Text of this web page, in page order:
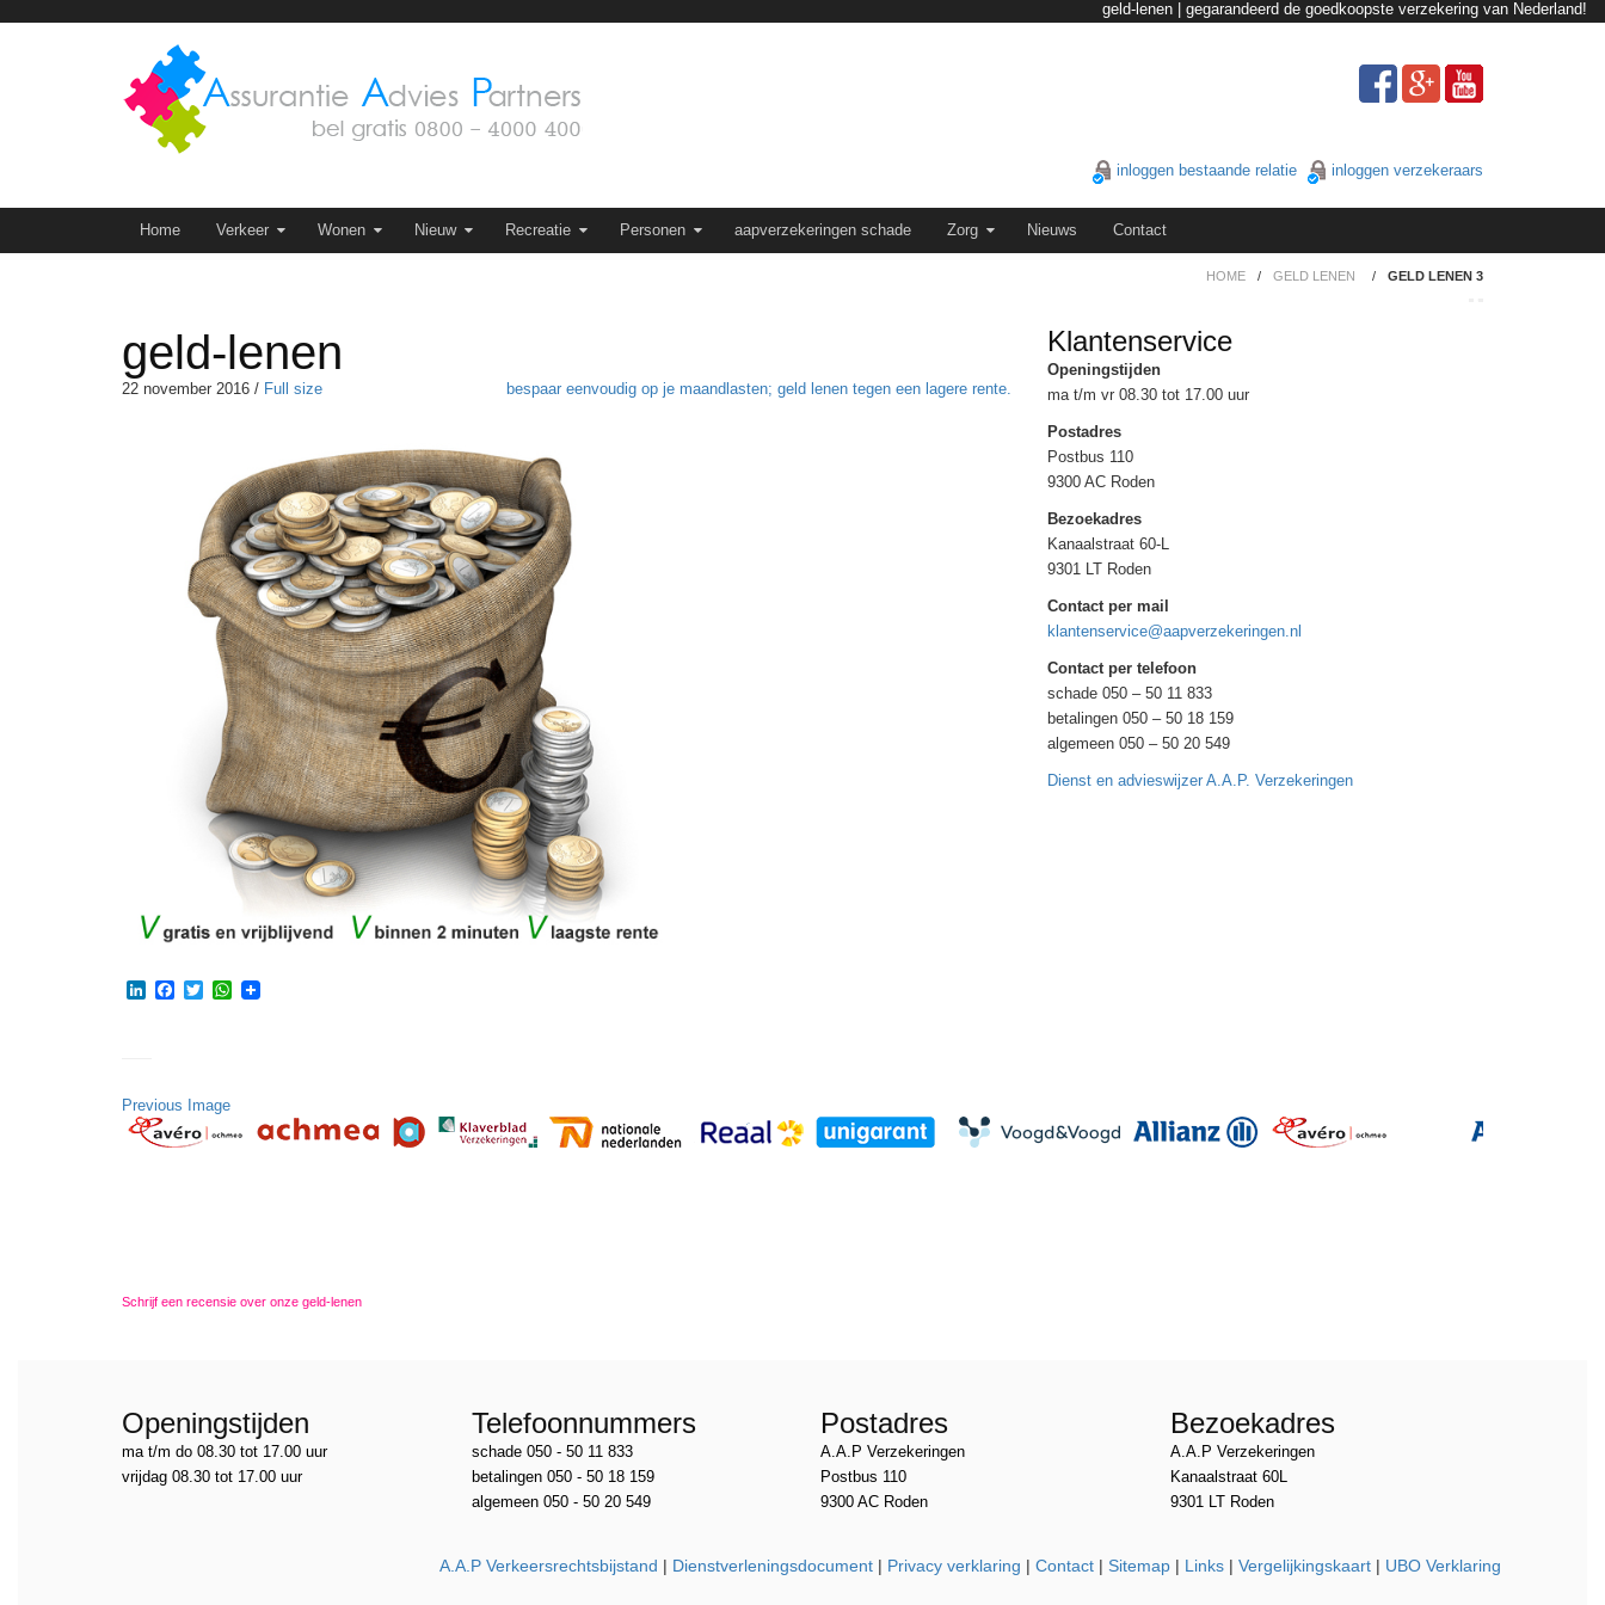
geld-lenen | gegarandeerd de goedkoopste verzekering van Nederland!
inloggen bestaande relatie inloggen verzekeraars
Skip to content
Home Verkeer Wonen Nieuw Recreatie Personen aapverzekeringen schade Zorg Nieuws Contact
HOME / GELD LENEN / GELD LENEN 3
geld-lenen
22 november 2016 / Full size bespaar eenvoudig op je maandlasten; geld lenen tegen een lagere rente.
LinkedIn
Facebook
TwitterWhatsApp
Previous Image
Klantenservice
Openingstijden
ma t/m vr 08.30 tot 17.00 uur
Postadres
Postbus 110
9300 AC Roden
Bezoekadres
Kanaalstraat 60-L
9301 LT Roden
Contact per mail
klantenservice@aapverzekeringen.nl
Contact per telefoon
schade 050 – 50 11 833
betalingen 050 – 50 18 159
algemeen 050 – 50 20 549
Dienst en advieswijzer A.A.P. Verzekeringen
Schrijf een recensie over onze geld-lenen
Openingstijden
ma t/m do 08.30 tot 17.00 uur
vrijdag 08.30 tot 17.00 uur
Telefoonnummers
schade 050 - 50 11 833
betalingen 050 - 50 18 159
algemeen 050 - 50 20 549
Postadres
A.A.P Verzekeringen
Postbus 110
9300 AC Roden
Bezoekadres
A.A.P Verzekeringen
Kanaalstraat 60L
9301 LT Roden
A.A.P Verkeersrechtsbijstand | Dienstverleningsdocument | Privacy verklaring | Contact | Sitemap | Links | Vergelijkingskaart | UBO Verklaring